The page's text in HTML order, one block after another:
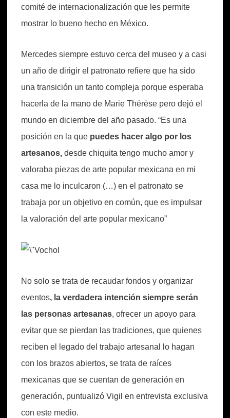
comité de internacionalización que les permite
mostrar lo bueno hecho en México.
Mercedes siempre estuvo cerca del museo y a casi
un año de dirigir el patronato refiere que ha sido
una transición un tanto compleja porque esperaba
hacerla de la mano de Marie Thérèse pero dejó el
mundo en diciembre del año pasado. “Es una
posición en la que puedes hacer algo por los
artesanos, desde chiquita tengo mucho amor y
valoraba piezas de arte popular mexicana en mi
casa me lo inculcaron (…) en el patronato se
trabaja por un objetivo en común, que es impulsar
la valoración del arte popular mexicano”
No solo se trata de recaudar fondos y organizar
eventos, la verdadera intención siempre serán
las personas artesanas, ofrecer un apoyo para
evitar que se pierdan las tradiciones, que quienes
reciben el legado del trabajo artesanal lo hagan
con los brazos abiertos, se trata de raíces
mexicanas que se cuentan de generación en
generación, puntualizó Vigil en entrevista exclusiva
con este medio.